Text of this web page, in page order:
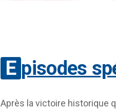
Episodes
Après la victoire historique